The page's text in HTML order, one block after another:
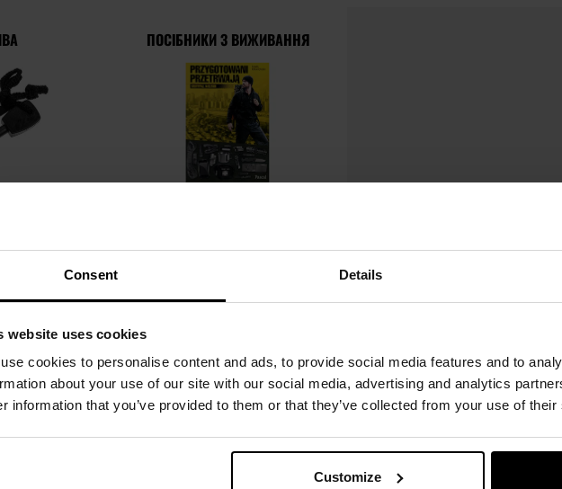
Consent Details
website uses cookies
cookies to personalise content and ads, to provide social media features and to
about your use of our site with our social media, advertising and analytics
information that you’ve provided to them or that they’ve collected from your use of
Customize
ПОСІБНИКИ З ВИЖИВАННЯ
ПОПУЛЯРНІ ТОВАРИ